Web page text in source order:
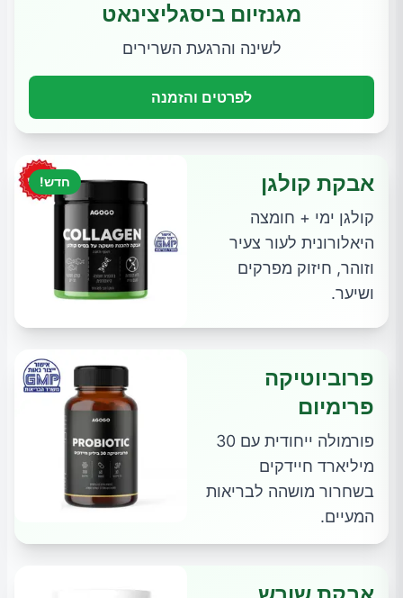
מגנזיום ביסגליצינאט
לשינה והרגעת השרירים
לפרטים והזמנה
חדש! אבקת קולגן
קולגן ימי + חומצה
היאלורונית לעור צעיר
וזוהר, חיזוק מפרקים
ושיער.
פרוביוטיקה
פרימיום
פורמולה ייחודית עם 30
מיליארד חיידקים
בשחרור מושהה לבריאות
המעיים.